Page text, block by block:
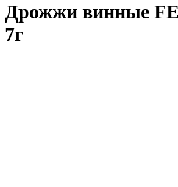
Дрожжи винные
7г